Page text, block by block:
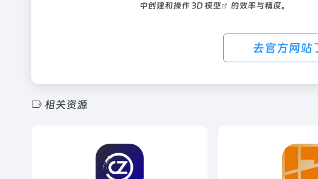
中创建和操作 3D模型 的效率与精度。
去官方网站
相关资源